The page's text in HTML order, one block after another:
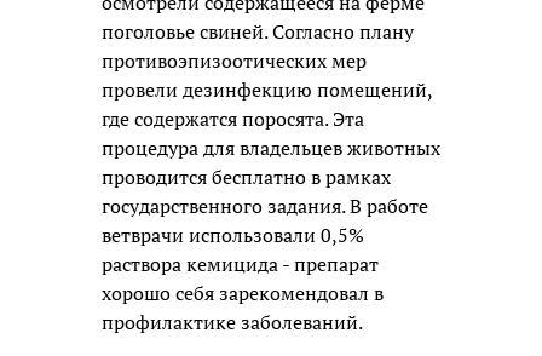
поголовье свиней. Согласно плану
противоэпизоотических мер
провели дезинфекцию помещений,
где содержатся поросята. Эта
процедура для владельцев животных
проводится бесплатно в рамках
государственного задания.В работе
ветврачи использовали 0,5%
раствора кемицида - препарат
хорошо себя зарекомендовал в
профилактике заболеваний.